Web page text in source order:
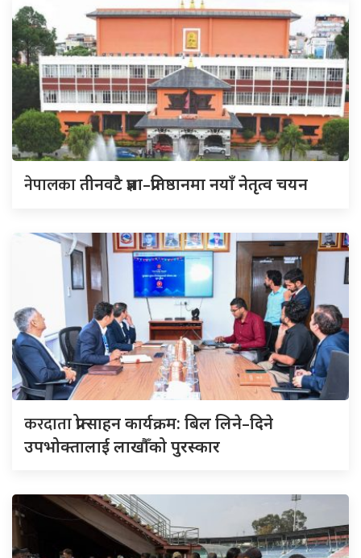
नेपालकातीनवटै प्रज्ञा–प्रतिष्ठानमा नयाँ नेतृत्व चयन
करदाताप्रोत्साहन कार्यक्रम: बिल लिने–दिने
उपभोक्तालाई लाखौँको पुरस्कार